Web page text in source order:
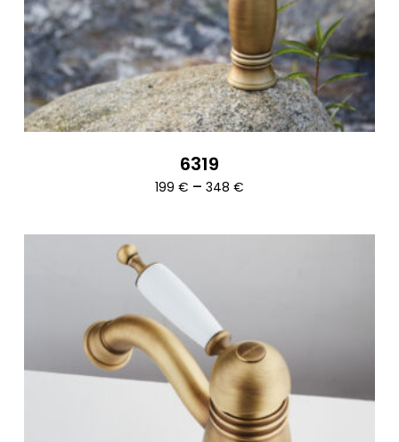
6319
199 € – 348 €Ártartomány: